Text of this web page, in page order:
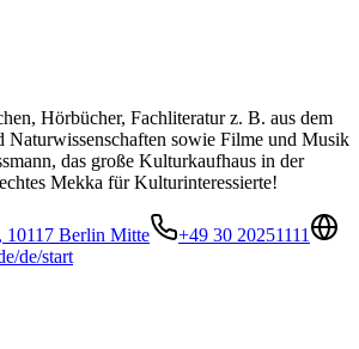
Hörbücher, Fachliteratur z. B. aus dem
Naturwissenschaften sowie Filme und Musik
das große Kulturkaufhaus in der
Mekka für Kulturinteressierte!
10117 Berlin Mitte
+49 30 20251111
de/start